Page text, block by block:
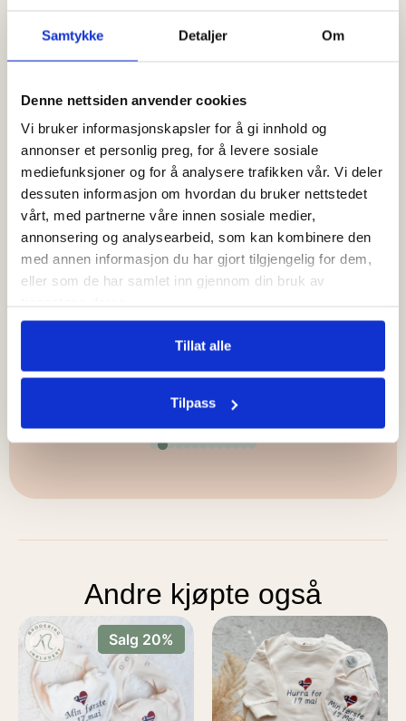
Samtykke Detaljer Om
Denne nettsiden anvender cookies
Vi bruker informasjonskapsler for å gi innhold og
annonser et personlig preg, for å levere sosiale
mediefunksjoner og for å analysere trafikken vår. Vi deler
dessuten informasjon om hvordan du bruker nettstedet
vårt, med partnerne våre innen sosiale medier,
annonsering og analysearbeid, som kan kombinere den
med annen informasjon du har gjort tilgjengelig for dem,
eller som de har samlet inn gjennom din bruk av
Tillat alle
Tilpass
CK Clarice Kalonda
27. juni 2026
Fikk alt jeg trengte til
babyen 😊
med
Andre kjøpte også
Salg 20%